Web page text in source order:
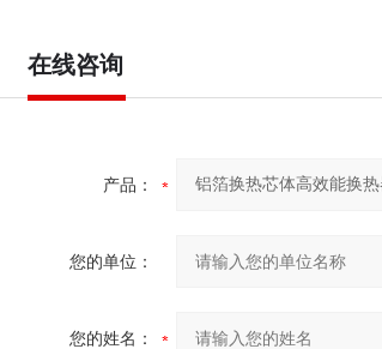
在线咨询
产品：
您的单位：
您的姓名：